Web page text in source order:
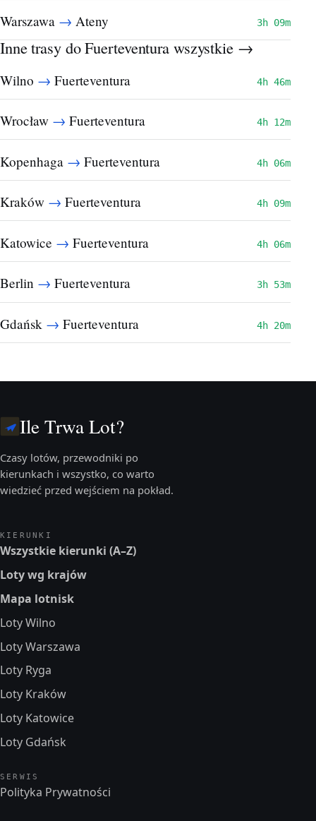
Warszawa → Ateny 3h 09m
Inne trasy do Fuerteventurawszystkie →
Wilno → Fuerteventura 4h 46m
Wrocław → Fuerteventura 4h 12m
Kopenhaga → Fuerteventura 4h 06m
Kraków → Fuerteventura 4h 09m
Katowice → Fuerteventura 4h 06m
Berlin → Fuerteventura 3h 53m
Gdańsk → Fuerteventura 4h 20m
Ile Trwa Lot?
Czasy lotów, przewodniki po
kierunkach i wszystko, co warto
wiedzieć przed wejściem na pokład.
KIERUNKI
Wszystkie kierunki (A–Z)
Loty wg krajów
Mapa lotnisk
Loty Wilno
Loty Warszawa
Loty Ryga
Loty Kraków
Loty Katowice
Loty Gdańsk
SERWIS
Polityka Prywatności